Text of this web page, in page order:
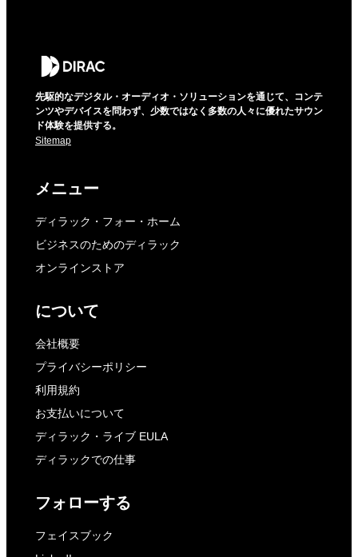
先駆的なデジタル・オーディオ・ソリューションを通じて、コンテ
ンツやデバイスを問わず、少数ではなく多数の人々に優れたサウン
ド体験を提供する。
Sitemap
メニュー
ディラック・フォー・ホーム
ビジネスのためのディラック
オンラインストア
について
会社概要
プライバシーポリシー
利用規約
お支払いについて
ディラック・ライブ EULA
ディラックでの仕事
フォローする
フェイスブック